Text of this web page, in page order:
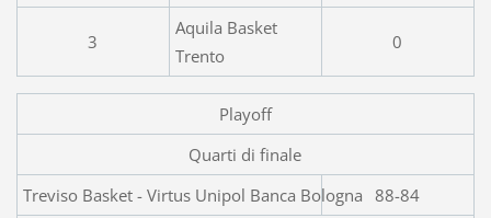
3
Aquila Basket
Trento
0
Playoff
Quarti di finale
Treviso Basket - Virtus
88-84